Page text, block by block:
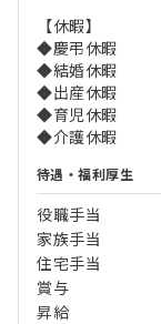
【休暇】
◆慶弔休暇
◆結婚休暇
◆出産休暇
◆育児休暇
◆介護休暇
待遇・福利厚生
役職手当
家族手当
住宅手当
賞与
昇給